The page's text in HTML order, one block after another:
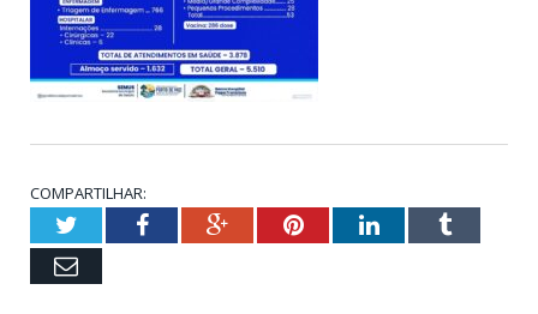
COMPARTILHAR:
TwitterFacebookGoogle+PinterestLinkedInTumblr
Email